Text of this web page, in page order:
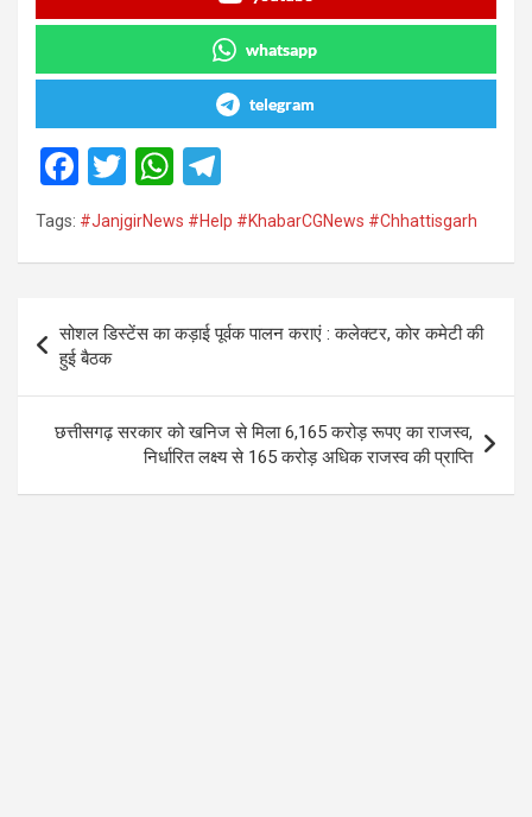
whatsapp
telegram
F
a
ce
o
o
k
T
wi
tt
W
h
at
A
p
p
el
e
a
m
Tags: #JanjgirNews #Help #KhabarCGNews #Chhattisgarh
Post
navigation
सोशल डिस्टेंस का कड़ाई पूर्वक पालन कराएं : कलेक्टर, कोर कमेटी की
हुई बैठक
छत्तीसगढ़ सरकार को खनिज से मिला 6,165 करोड़ रूपए का राजस्व,
निर्धारित लक्ष्य से 165 करोड़ अधिक राजस्व की प्राप्ति